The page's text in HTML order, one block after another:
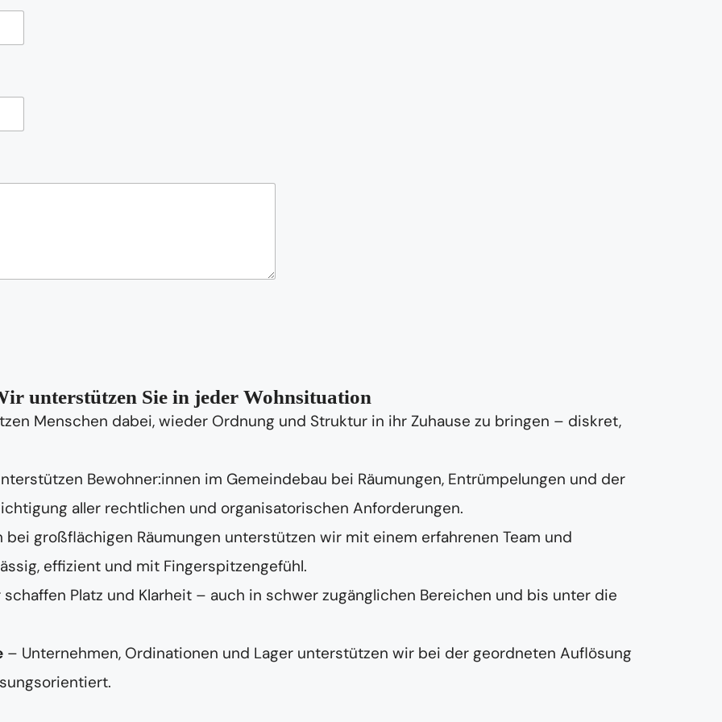
unterstützen Sie in jeder Wohnsituation
Menschen dabei, wieder Ordnung und Struktur in ihr Zuhause zu bringen – diskret,
Bewohner:innen im Gemeindebau bei Räumungen, Entrümpelungen und der
aller rechtlichen und organisatorischen Anforderungen.
bei großflächigen Räumungen unterstützen wir mit einem erfahrenen Team und
effizient und mit Fingerspitzengefühl.
schaffen Platz und Klarheit – auch in schwer zugänglichen Bereichen und bis unter die
– Unternehmen, Ordinationen und Lager unterstützen wir bei der geordneten Auflösung